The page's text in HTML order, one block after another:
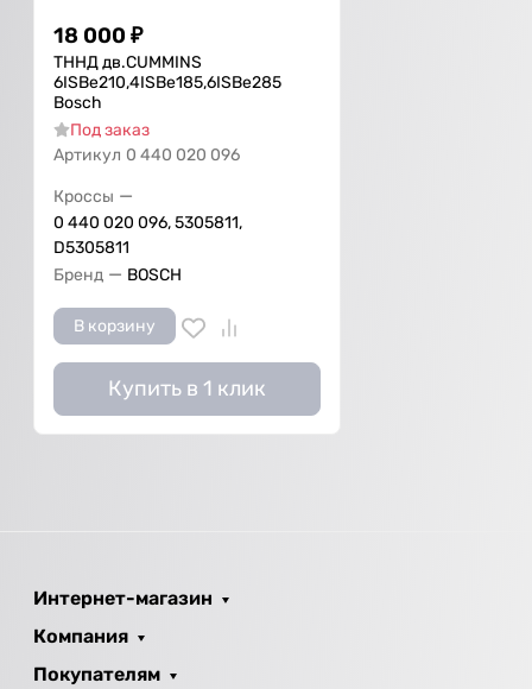
18 000 ₽
ТННД дв.CUMMINS
6ISBe210,4ISBe185,6ISBe285
Bosch
Под заказ
Артикул 0 440 020 096
Кроссы —
0 440 020 096, 5305811,
D5305811
Бренд — BOSCH
В корзину
Купить в 1 клик
Интернет-магазин
Компания
Покупателям